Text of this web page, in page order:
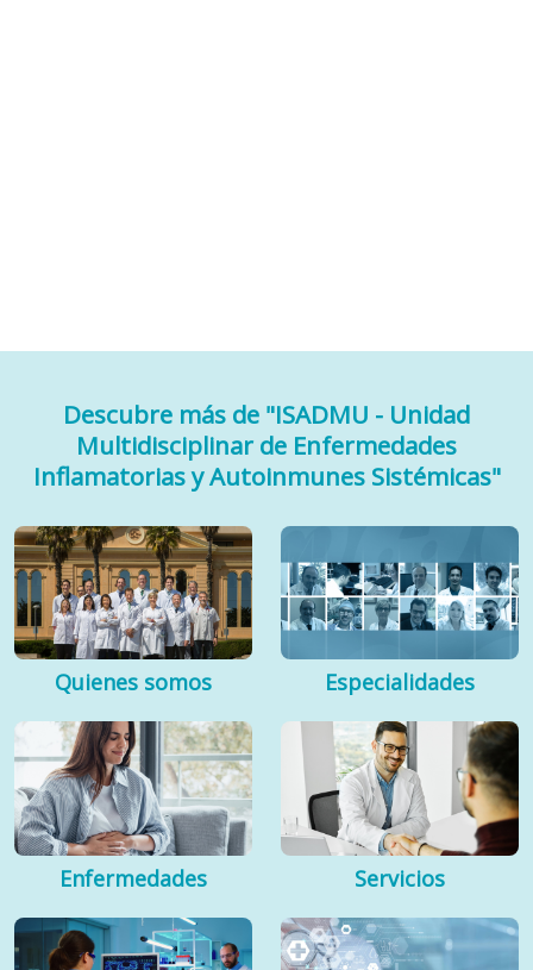
Descubre más de "ISADMU - Unidad
Multidisciplinar de Enfermedades
Inflamatorias y Autoinmunes Sistémicas"
Quienes somos Especialidades
Enfermedades Servicios